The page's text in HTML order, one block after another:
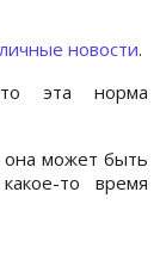
новости.
эта норма
она может быть
то время